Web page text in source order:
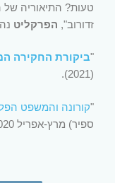
טעות? התיאוריה
זדורוב", הפרקליט נה 3 (2022).
"ביקורת החקירה
(2021).
"קורונה והמשפט
ספיר) מרץ-אפריל 2020.